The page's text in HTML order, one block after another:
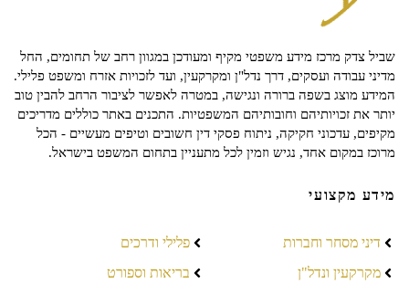
שביל צדק מרכז מידע משפטי מקיף ומעודכן במגוון רחב של תחומים, החל
מדיני עבודה ועסקים, דרך נדל"ן ומקרקעין, ועד לזכויות אזרח ומשפט פלילי.
המידע מוצג בשפה ברורה ונגישה, במטרה לאפשר לציבור הרחב להבין טוב
יותר את זכויותיהם וחובותיהם המשפטיות. התכנים באתר כוללים מדריכים
מקיפים, עדכוני חקיקה, ניתוח פסקי דין חשובים וטיפים מעשיים - הכל
מרוכז במקום אחד, נגיש וזמין לכל מתעניין בתחום המשפט בישראל.
מידע מקצועי
דיני מסחר וחברות
מקרקעין ונדל"ן
פלילי ודרכים
בריאות וספורט